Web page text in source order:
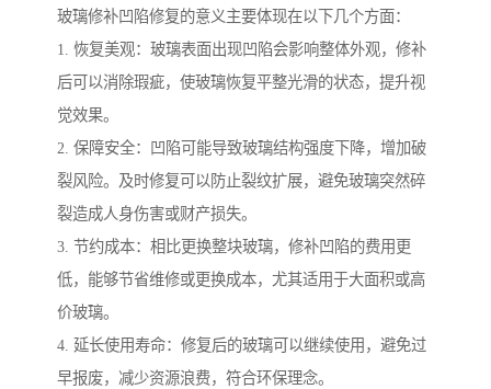
玻璃修补凹陷修复的意义主要体现在以下几个方面：
1. 恢复美观：玻璃表面出现凹陷会影响整体外观，修补
后可以消除瑕疵，使玻璃恢复平整光滑的状态，提升视
觉效果。
2. 保障安全：凹陷可能导致玻璃结构强度下降，增加破
裂风险。及时修复可以防止裂纹扩展，避免玻璃突然碎
裂造成人身伤害或财产损失。
3. 节约成本：相比更换整块玻璃，修补凹陷的费用更
低，能够节省维修或更换成本，尤其适用于大面积或高
价玻璃。
4. 延长使用寿命：修复后的玻璃可以继续使用，避免过
早报废，减少资源浪费，符合环保理念。